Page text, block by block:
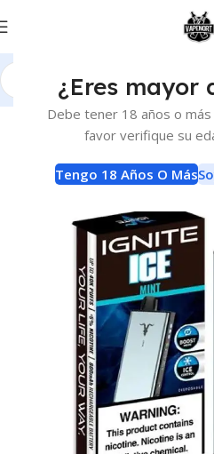
¿Eres mayor
Debe tener 18 años o
favor verifique su
Tengo 18 Años O Más
Inicio Vaporizadores